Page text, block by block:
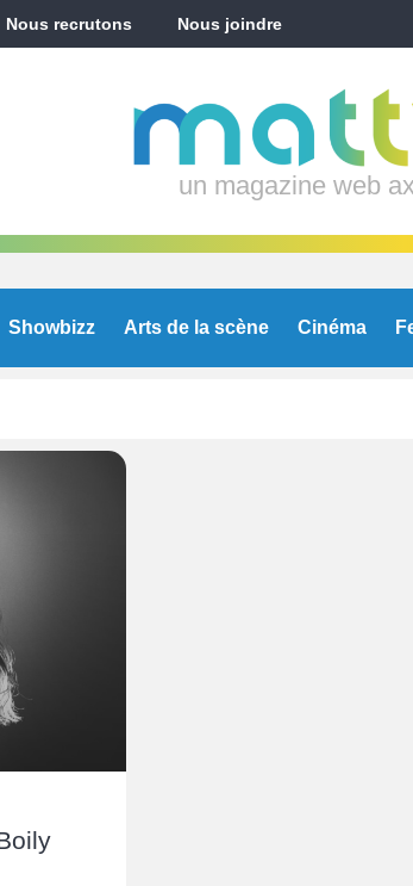
Nous recrutons Nous joindre
un magazine web
Showbizz Arts de la scène Cinéma